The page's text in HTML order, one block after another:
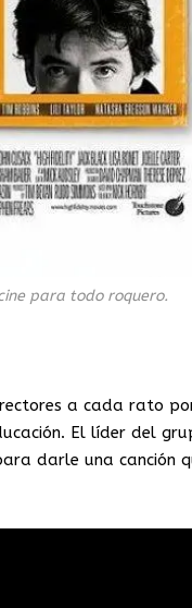
para todo roquero.
a cada rato
El líder del
darle una canción